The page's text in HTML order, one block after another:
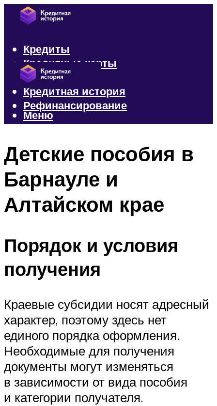
Кредиты
Кредитные карты
Микрозаймы
Кредитная история
Рефинансирование
Меню
Детские пособия в
Барнауле и
Алтайском крае
Порядок и условия
получения
Краевые субсидии носят адресный
характер, поэтому здесь нет
единого порядка оформления.
Необходимые для получения
документы могут изменяться
в зависимости от вида пособия
и категории получателя.